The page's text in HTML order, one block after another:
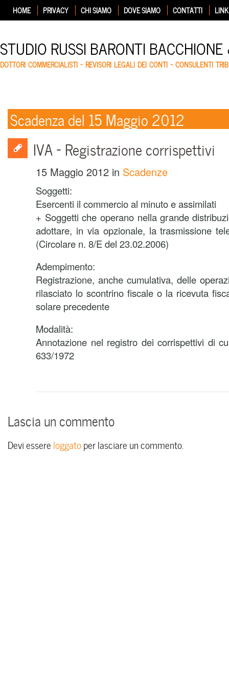
HOME PRIVACY CHI SIAMO DOVE SIAMO CONTATTI LINK
STUDIO RUSSI BARONTI
DOTTORI COMMERCIALISTI – REVISORI LEGALI DEI CONTI – CONSULENTI
Scadenza del 15 Maggio 2012
IVA – Registrazione corrispettivi
15 Maggio 2012 in Scadenze
Soggetti:
Esercenti il commercio al minuto e assimilati
+ Soggetti che operano nella grande
adottare, in via opzionale, la trasmissione
(Circolare n. 8/E del 23.02.2006)
Adempimento:
Registrazione, anche cumulativa, delle
rilasciato lo scontrino fiscale o la ricevuta
solare precedente
Modalità:
Annotazione nel registro dei corrispettivi di
633/1972
Lascia un commento
Devi essere loggatoper lasciare un commento.